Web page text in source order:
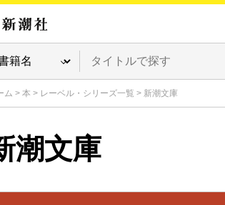
ム > 本 > レーベル・シリーズ一覧 > 新潮文庫
潮文庫